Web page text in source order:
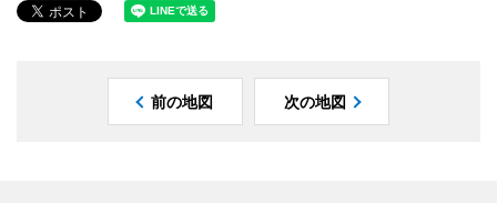
前の地図 次の地図